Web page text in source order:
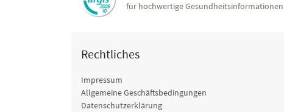
für hochwertige
Rechtliches
Impressum
Allgemeine Geschäftsbedingungen
Datenschutzerklärung